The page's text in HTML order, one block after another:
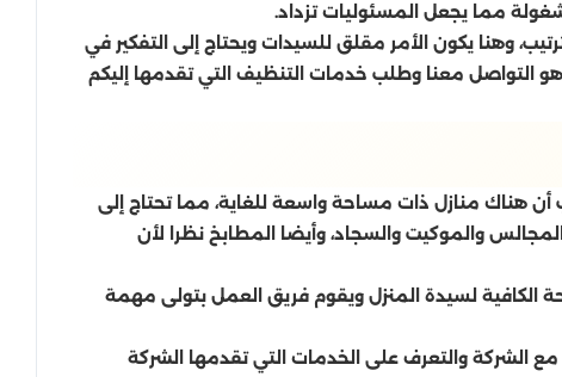
مما يجعل المسئوليات تزداد.
وهنا يكون الأمر مقلق للسيدات ويحتاج إلى التفكير في
التواصل معنا وطلب خدمات التنظيف التي تقدمها إليكم
أن هناك منازل ذات مساحة واسعة للغاية، مما تحتاج إلى
والموكيت والسجاد، وأيضا المطابخ نظرا لأن
الكافية لسيدة المنزل ويقوم فريق العمل بتولى مهمة
الشركة والتعرف على الخدمات التي تقدمها الشركة